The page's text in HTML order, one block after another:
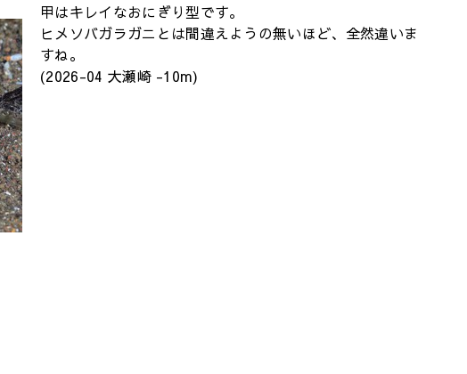
甲はキレイなおにぎり型です。
ヒメソバガラガニとは間違えようの無いほど、全然違いま
すね。
(2026-04 大瀬崎 -10m)